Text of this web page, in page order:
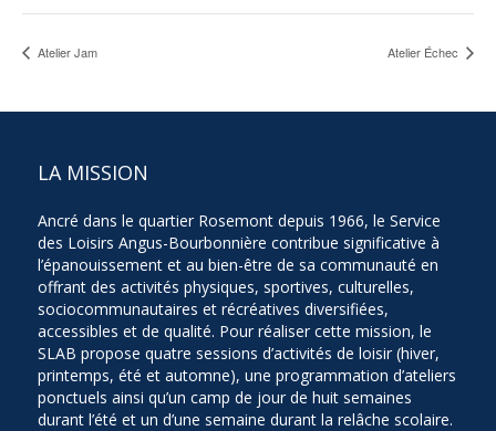
Atelier Jam Atelier Échec
LA MISSION
Ancré dans le quartier Rosemont depuis 1966, le Service
des Loisirs Angus-Bourbonnière contribue significative à
l’épanouissement et au bien-être de sa communauté en
offrant des activités physiques, sportives, culturelles,
sociocommunautaires et récréatives diversifiées,
accessibles et de qualité. Pour réaliser cette mission, le
SLAB propose quatre sessions d’activités de loisir (hiver,
printemps, été et automne), une programmation d’ateliers
ponctuels ainsi qu’un camp de jour de huit semaines
durant l’été et un d’une semaine durant la relâche scolaire.